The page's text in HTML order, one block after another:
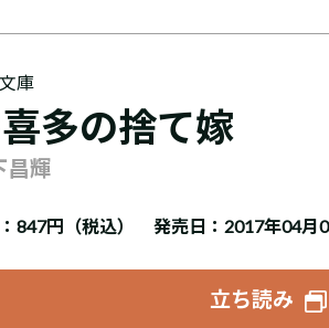
庫
多の捨て嫁
昌輝
847円（税込） 発売日：2017年04月
立ち読み